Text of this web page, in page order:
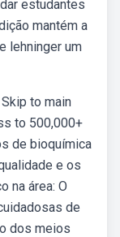
estudantes
mantém a
lehninger um
to main
to 500,000+
de bioquímica
e os
na área: O
de
dos meios